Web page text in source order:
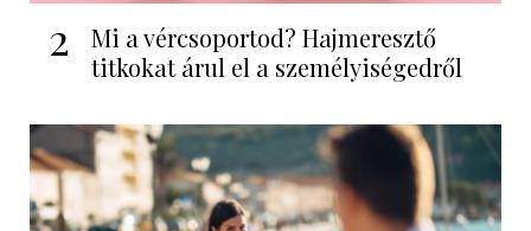
2
Mi a vércsoportod? Hajmeresztő
titkokat árul el a személyiségedről